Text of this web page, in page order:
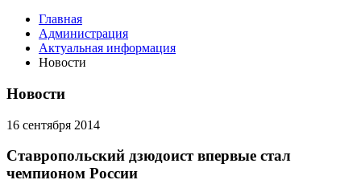
Главная
Администрация
Актуальная информация
Новости
Новости
16 сентября 2014
Ставропольский дзюдоист впервые стал
чемпионом России